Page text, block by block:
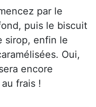
par le
puis le biscuit
sirop, enfin le
Oui,
encore
frais !